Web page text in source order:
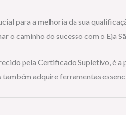
para a melhoria da sua
o caminho do sucesso com o Eja
pela Certificado Supletivo, é a
adquire ferramentas